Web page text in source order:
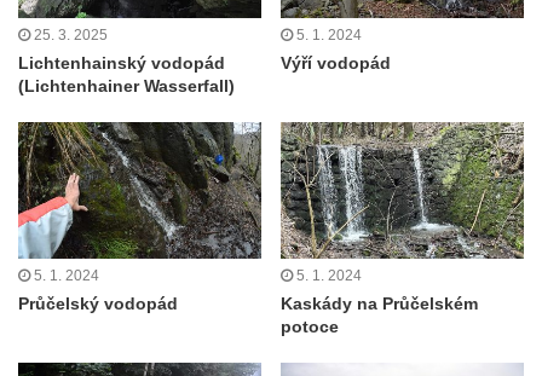
25. 3. 2025
Lichtenhainský vodopád
(Lichtenhainer Wasserfall)
5. 1. 2024
Výří vodopád
5. 1. 2024
Průčelský vodopád
5. 1. 2024
Kaskády na Průčelském
potoce